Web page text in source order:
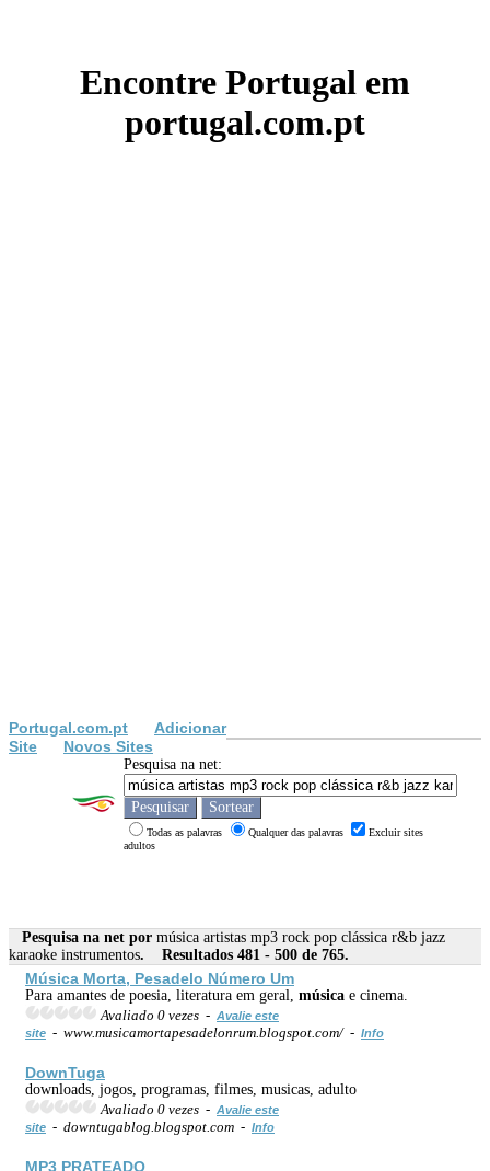
Encontre Portugal em
portugal.com.pt
Portugal.com.pt
Adicionar
Site
Novos Sites
Pesquisa na net:
Todas as palavras Qualquer das palavras
Excluir sites
adultos
Pesquisa na net por música artistas mp3 rock pop clássica r&b jazz
karaoke instrumentos. Resultados 481 - 500 de 765.
Música Morta, Pesadelo Número Um
Para amantes de poesia, literatura em geral, música e cinema.
Avaliado 0 vezes - Avalie este
site - www.musicamortapesadelonrum.blogspot.com/ - Info
DownTuga
downloads, jogos, programas, filmes, musicas, adulto
Avaliado 0 vezes - Avalie este
site - downtugablog.blogspot.com - Info
MP3 PRATEADO